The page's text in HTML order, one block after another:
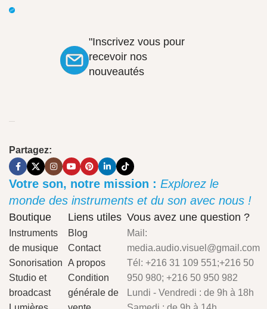
"Inscrivez vous pour
recevoir nos
nouveautés
Partagez:
Votre son, notre mission : Explorez le
monde des instruments et du son avec nous !
Boutique
Instruments
de musique
Sonorisation
Studio et
broadcast
Liens utiles
Blog
Contact
A propos
Condition
générale de
Vous avez une question ?
Mail:
media.audio.visuel@gmail.com
Tél: +216 31 109 551;+216 50
950 980; +216 50 950 982
Lundi - Vendredi : de 9h à 18h